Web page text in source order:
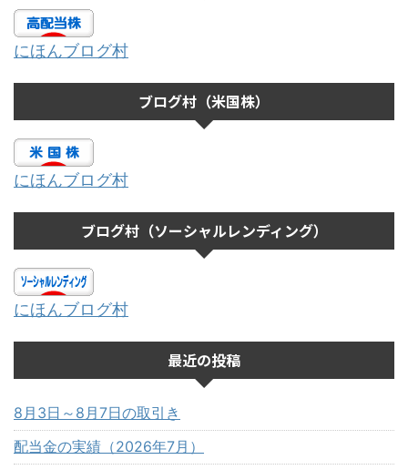
にほんブログ村
ブログ村（米国株）
にほんブログ村
ブログ村（ソーシャルレンディング）
にほんブログ村
最近の投稿
8月3日～8月7日の取引き
配当金の実績（2026年7月）